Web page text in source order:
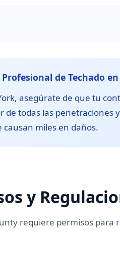
Profesional de Techado
asegúrate de que tu
de todas las penetraciones
causan miles en daños.
y
requiere permisos para